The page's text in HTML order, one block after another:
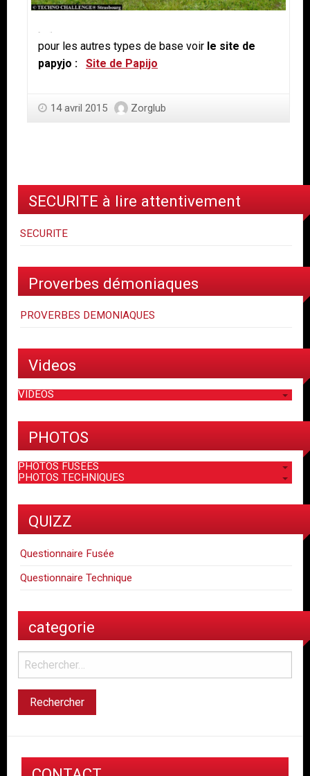
pour les autres types de base voir le site de
papyjo : Site de Papijo
14 avril 2015 Zorglub
SECURITE à lire attentivement
SECURITE
Proverbes démoniaques
PROVERBES DEMONIAQUES
Videos
VIDEOS
PHOTOS
PHOTOS FUSEES
PHOTOS TECHNIQUES
QUIZZ
Questionnaire Fusée
Questionnaire Technique
categorie